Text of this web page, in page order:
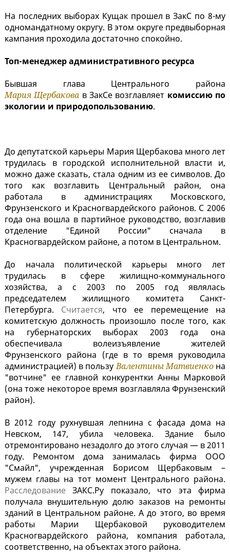
На последних выборах Кущак прошел в ЗакС по 8-му
одномандатному округу. В этом округе предвыборная
кампания проходила достаточно спокойно.
Топ-менеджер административного ресурса
Бывшая глава Центрального района
Мария Щербакова в ЗакСе возглавляет комиссию по
экологии и природопользованию.
До депутатской карьеры Мария Щербакова много лет
трудилась в городской исполнительной власти и,
можно даже сказать, стала одним из ее символов. До
того как возглавить Центральный район, она
работала в администрациях Московского,
Фрунзенского и Красногвардейского районов. С 2006
года она вошла в партийное руководство, возглавив
отделение "Единой России" сначала в
Красногвардейском районе, а потом в Центральном.
До начала политической карьеры много лет
трудилась в сфере жилищно-коммунального
хозяйства, а с 2003 по 2005 год являлась
председателем жилищного комитета Санкт-
Петербурга. Считается, что ее перемещение на
комитетскую должность произошло после того, как
на губернаторских выборах 2003 года она
обеспечивала волеизъявление жителей
Фрунзенского района (где в то время руководила
администрацией) в пользуВалентины Матвиенкона
"вотчине" ее главной конкурентки Анны Марковой
(она тоже некоторое время возглавляла Фрунзенский
район).
В 2012 году рухнувшая лепнина с фасада дома на
Невском, 147, убила человека. Здание было
отремонтировано незадолго до этого случая — в 2011
году. Ремонтом дома занималась фирма ООО
"Смайл", учрежденная Борисом Щербаковым –
мужем главы на тот момент Центрального района.
Расследование ЗАКС.Ру показало, что эта фирма
получала внушительную долю заказов на ремонты
зданий в Центральном районе. А до этого, во время
работы Марии Щербаковой руководителем
Красногвардейского района, компания работала,
соответственно, на объектах этого района.